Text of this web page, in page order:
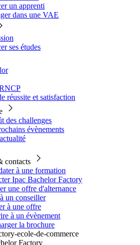
un apprenti
dans une VAE
ses études
réussite et satisfaction
des challenges
évènements
contacts
à une formation
Ipac Bachelor Factory
une offre d'alternance
un conseiller
à une offre
à un évènement
la brochure
Factory